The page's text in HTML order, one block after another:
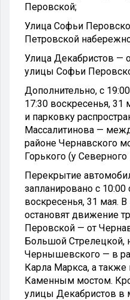
Перовской;
Улица Софьи
Петровской
Улица Декабристов —
улицы Софьи
Дополнительно, с
17:30 воскресенья, 31
и парковку
Массалитинова —
районе Чернавского
Горького (у Северного
Перекрытие
запланировано с
воскресенья, 31 мая.
остановят движение
Перовской — от
Большой Стрелецкой,
Чернышевского — в
Карла Маркса, а также
Каменным мостом.
улицы Декабристов в